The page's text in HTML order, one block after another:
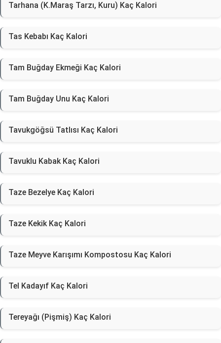
Tarhana (K.Maraş Tarzı, Kuru) Kaç Kalori
Tas Kebabı Kaç Kalori
Tam Buğday Ekmeği Kaç Kalori
Tam Buğday Unu Kaç Kalori
Tavukgöğsü Tatlısı Kaç Kalori
Tavuklu Kabak Kaç Kalori
Taze Bezelye Kaç Kalori
Taze Kekik Kaç Kalori
Taze Meyve Karışımı Kompostosu Kaç Kalori
Tel Kadayıf Kaç Kalori
Tereyağı (Pişmiş) Kaç Kalori